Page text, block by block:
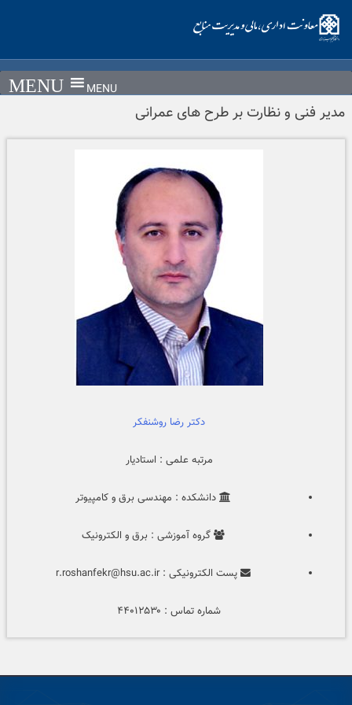
content
MENU
مدیر فنی و نظارت بر طرح های عمرانی
دکتر رضا روشنفکر
مرتبه علمی : استادیار
دانشکده : مهندسی برق و کامپیوتر
گروه آموزشی : برق و الکترونیک
پست الکترونیکی : r.roshanfekr@hsu.ac.ir
شماره تماس : ۴۴۰۱۲۵۳۰